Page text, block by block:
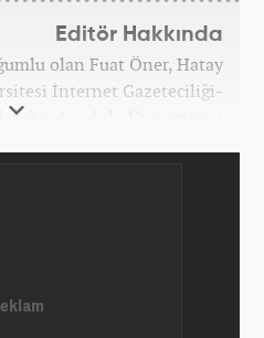
Editör Hakkında
olan Fuat Öner, Hatay
İnternet Gazeteciliği-
Anadolu Üniversitesi
Yayın Koordinatörü